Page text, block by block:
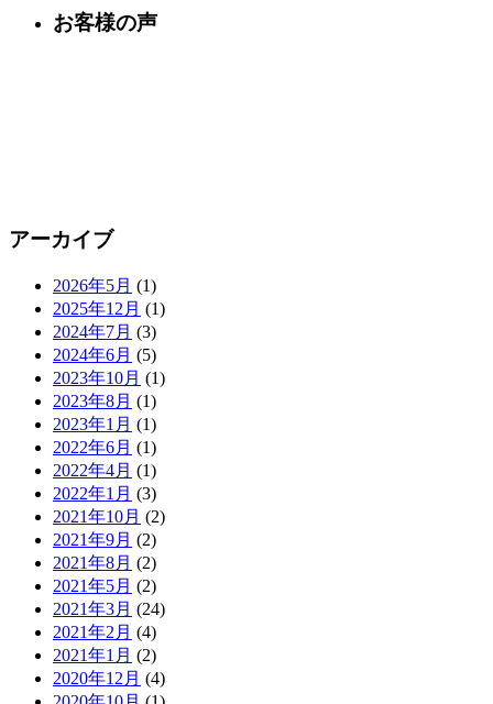
お客様の声
アーカイブ
2026年5月 (1)
2025年12月 (1)
2024年7月 (3)
2024年6月 (5)
2023年10月 (1)
2023年8月 (1)
2023年1月 (1)
2022年6月 (1)
2022年4月 (1)
2022年1月 (3)
2021年10月 (2)
2021年9月 (2)
2021年8月 (2)
2021年5月 (2)
2021年3月 (24)
2021年2月 (4)
2021年1月 (2)
2020年12月 (4)